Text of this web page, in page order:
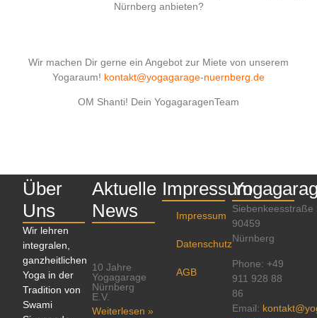
Nürnberg anbieten?
Wir machen Dir gerne ein Angebot zur Miete von unserem
Yogaraum! kontakt@yogagarage-nuernberg.de
OM Shanti! Dein YogagaragenTeam
Über
Uns
Wir lehren
integralen,
ganzheitlichen
Yoga in der
Tradition von
Swami
Aktuelle
News
10 Jahre
Yogagarage
Nürnberg
E.V.
Weiterlesen »
Impressum
Impressum
Datenschutz
AGB
Siebenkeesstraße
90459
Nürnberg
Phone: +49
911 928 88
86
Email: